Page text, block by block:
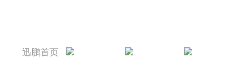
迅鹏首页